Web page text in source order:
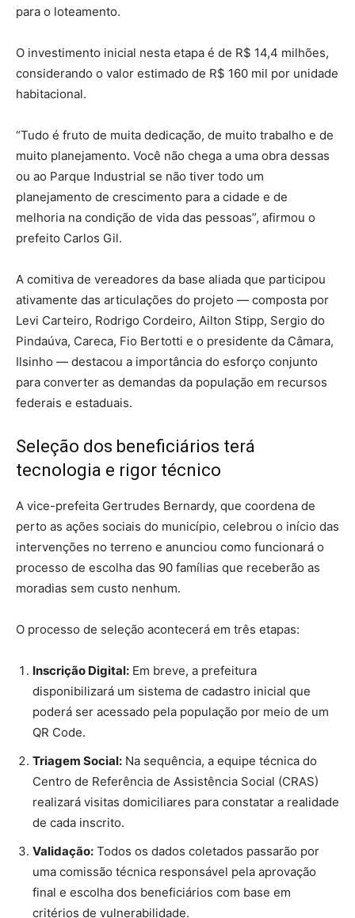
para o loteamento.
O investimento inicial nesta etapa é de R$ 14,4 milhões,
considerando o valor estimado de R$ 160 mil por unidade
habitacional.
“Tudo é fruto de muita dedicação, de muito trabalho e de
muito planejamento. Você não chega a uma obra dessas
ou ao Parque Industrial se não tiver todo um
planejamento de crescimento para a cidade e de
melhoria na condição de vida das pessoas”, afirmou o
prefeito Carlos Gil.
A comitiva de vereadores da base aliada que participou
ativamente das articulações do projeto — composta por
Levi Carteiro, Rodrigo Cordeiro, Ailton Stipp, Sergio do
Pindaúva, Careca, Fio Bertotti e o presidente da Câmara,
Ilsinho — destacou a importância do esforço conjunto
para converter as demandas da população em recursos
federais e estaduais.
Seleção dos beneficiários terá
tecnologia e rigor técnico
A vice-prefeita Gertrudes Bernardy, que coordena de
perto as ações sociais do município, celebrou o início das
intervenções no terreno e anunciou como funcionará o
processo de escolha das 90 famílias que receberão as
moradias sem custo nenhum.
O processo de seleção acontecerá em três etapas:
Inscrição Digital: Em breve, a prefeitura
disponibilizará um sistema de cadastro inicial que
poderá ser acessado pela população por meio de um
QR Code.
Triagem Social: Na sequência, a equipe técnica do
Centro de Referência de Assistência Social (CRAS)
realizará visitas domiciliares para constatar a realidade
de cada inscrito.
Validação: Todos os dados coletados passarão por
uma comissão técnica responsável pela aprovação
final e escolha dos beneficiários com base em
critérios de vulnerabilidade.